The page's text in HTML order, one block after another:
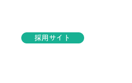
採用サイト